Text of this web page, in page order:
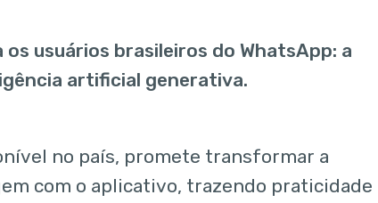
usuários brasileiros do WhatsApp: a
artificial generativa.
no país, promete transformar a
com o aplicativo, trazendo praticidade